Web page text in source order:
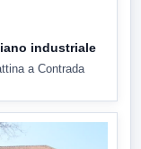
industriale
a Contrada